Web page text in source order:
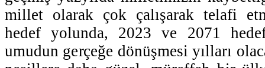
millet olarak çok çalışarak telafi
hedef yolunda, 2023 ve 2071
umudun gerçeğe dönüşmesi yılları